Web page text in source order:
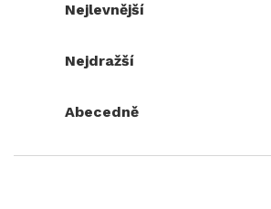
Nejlevnější
Nejdražší
Abecedně